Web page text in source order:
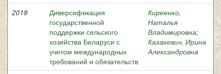
2018
Диверсификация
государственной
поддержки сельского
хозяйства Беларуси с
учетом международных
требований и обязательств
Киреенко,
Наталья
Владимировна;
Казакевич, Ирина
Александровна